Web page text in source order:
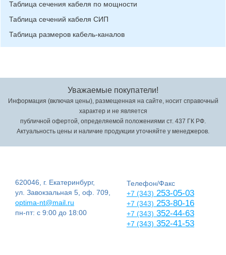
Таблица сечения кабеля по мощности
Таблица сечений кабеля СИП
Таблица размеров кабель-каналов
Уважаемые покупатели!
Информация (включая цены), размещенная на сайте, носит справочный
характер и не является
публичной офертой, определяемой положениями ст. 437 ГК РФ.
Актуальность цены и наличие продукции уточняйте у менеджеров.
620046, г. Екатеринбург,
ул. Завокзальная 5, оф. 709,
optima-nt@mail.ru
пн-пт: с 9:00 до 18:00
Телефон/Факс
+7 (343) 253-05-03
+7 (343) 253-80-16
+7 (343) 352-44-63
+7 (343) 352-41-53